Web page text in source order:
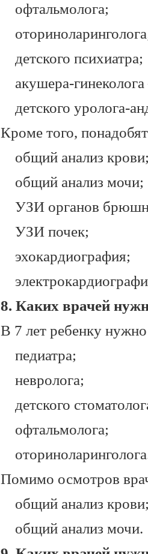
офтальмолога;
детского психиатра;
акушера-
детского уролога-
Кроме того,
общий анализ
общий анализ мочи;
УЗИ органов
УЗИ почек;
эхокардиография;
8. Каких врачей
В 7 лет ребенку
педиатра;
невролога;
детского
офтальмолога;
Помимо осмотров
общий анализ
общий анализ мочи.